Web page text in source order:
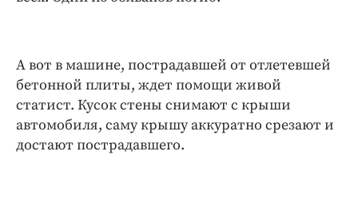
А вот в машине, пострадавшей от отлетевшей
бетонной плиты, ждет помощи живой
статист. Кусок стены снимают с крыши
автомобиля, саму крышу аккуратно срезают и
достают пострадавшего.